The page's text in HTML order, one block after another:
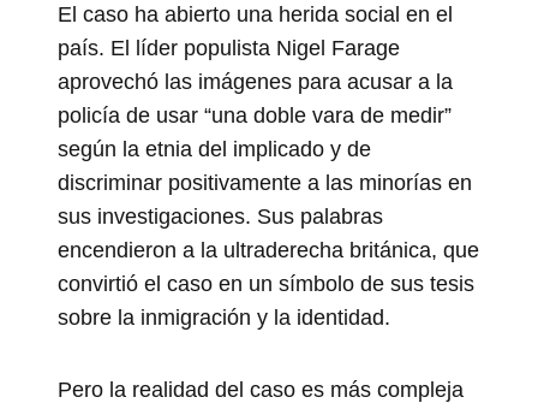
El caso ha abierto una herida social en el
país. El líder populista Nigel Farage
aprovechó las imágenes para acusar a la
policía de usar “una doble vara de medir”
según la etnia del implicado y de
discriminar positivamente a las minorías en
sus investigaciones. Sus palabras
encendieron a la ultraderecha británica, que
convirtió el caso en un símbolo de sus tesis
sobre la inmigración y la identidad.
Pero la realidad del caso es más compleja